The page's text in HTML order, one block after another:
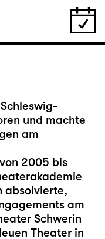
und machte
am
2005 bis
absolvierte,
am
Schwerin
Theater in